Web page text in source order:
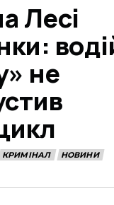
Лесі
не
КРИМІНАЛ НОВИНИ